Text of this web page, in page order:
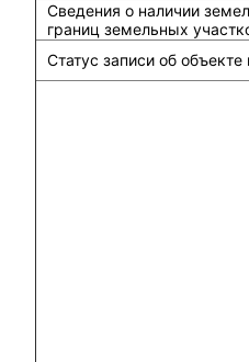
Сведения о наличии
границ земельных
Статус записи об